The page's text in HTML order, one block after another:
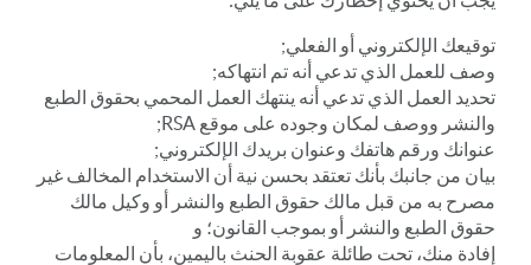
توقيعك الإلكتروني أو الفعلي;
وصف للعمل الذي تدعي أنه تم انتهاكه;
تحديد العمل الذي تدعي أنه ينتهك العمل المحمي بحقوق الطبع
والنشر ووصف لمكان وجوده على موقع RSA;
عنوانك ورقم هاتفك وعنوان بريدك الإلكتروني;
بيان من جانبك بأنك تعتقد بحسن نية أن الاستخدام المخالف غير
مصرح به من قبل مالك حقوق الطبع والنشر أو وكيل مالك
حقوق الطبع والنشر أو بموجب القانون؛ و
إفادة منك، تحت طائلة عقوبة الحنث باليمين، بأن المعلومات